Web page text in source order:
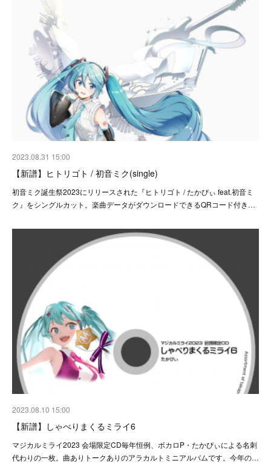
2023.08.31 15:00
【新譜】ヒトリゴト / 初音ミク(single)
初音ミク誕生祭2023にリリースされた『ヒトリゴト / たかぴぃ feat.初音ミ
ク』をシングルカット。楽曲データがダウンロードできるQRコード付き…
2023.08.10 15:00
【新譜】しゃべりまくるミライ6
マジカルミライ2023 会場限定CD毎年恒例、ボカロP・たかぴぃによる名刺
代わりの一枚。曲ありトークありのアラカルトミニアルバムです。今年の…